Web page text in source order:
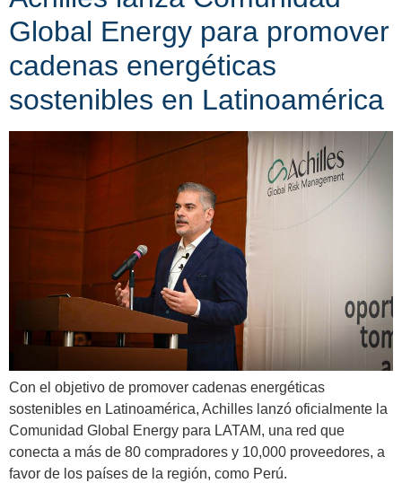
Global Energy para promover
cadenas energéticas
sostenibles en Latinoamérica
Con el objetivo de promover cadenas energéticas
sostenibles en Latinoamérica, Achilles lanzó oficialmente la
Comunidad Global Energy para LATAM, una red que
conecta a más de 80 compradores y 10,000 proveedores, a
favor de los países de la región, como Perú.